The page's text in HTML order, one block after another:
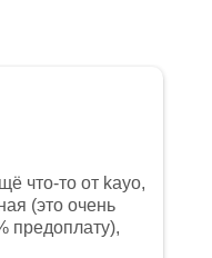
что-то от kayo,
(это очень
предоплату),